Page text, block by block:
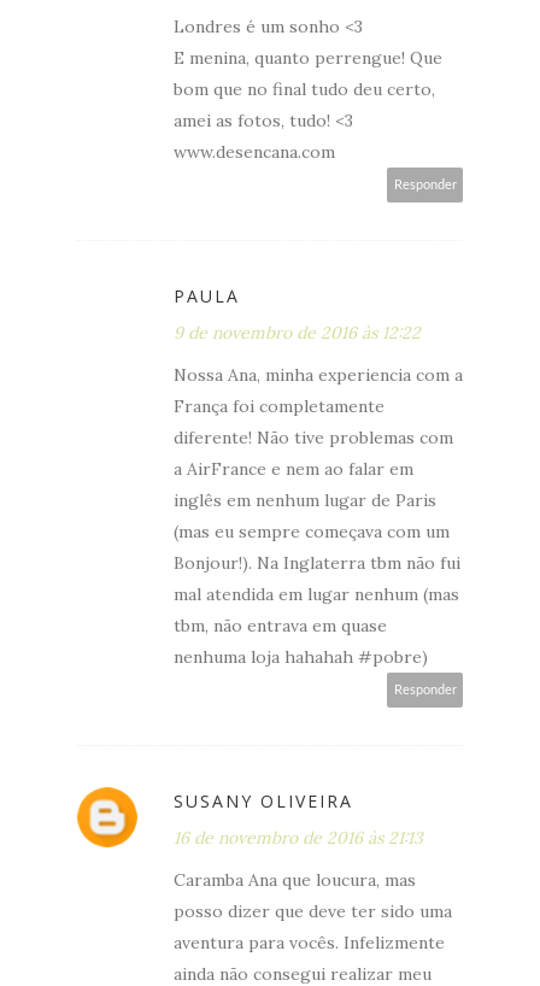
Londres é um sonho <3
E menina, quanto perrengue! Que
bom que no final tudo deu certo,
amei as fotos, tudo! <3
www.desencana.com
Responder
PAULA
9 de novembro de 2016 às 12:22
Nossa Ana, minha experiencia com a
França foi completamente
diferente! Não tive problemas com
a AirFrance e nem ao falar em
inglês em nenhum lugar de Paris
(mas eu sempre começava com um
Bonjour!). Na Inglaterra tbm não fui
mal atendida em lugar nenhum (mas
tbm, não entrava em quase
nenhuma loja hahahah #pobre)
Responder
SUSANY OLIVEIRA
16 de novembro de 2016 às 21:13
Caramba Ana que loucura, mas
posso dizer que deve ter sido uma
aventura para vocês. Infelizmente
ainda não consegui realizar meu